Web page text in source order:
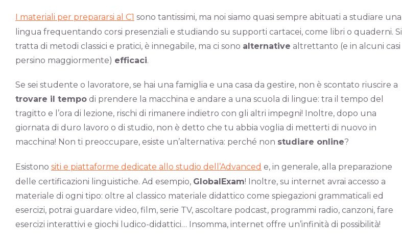
I materiali per prepararsi al C1 sono tantissimi, ma noi siamo quasi sempre abituati a studiare una
lingua frequentando corsi presenziali e studiando su supporti cartacei, come libri o quaderni. Si
tratta di metodi classici e pratici, è innegabile, ma ci sono alternative altrettanto (e in alcuni casi
persino maggiormente) efficaci.
Se sei studente o lavoratore, se hai una famiglia e una casa da gestire, non è scontato riuscire a
trovare il tempodi prendere la macchina e andare a una scuola di lingue: tra il tempo del
tragitto e l’ora di lezione, rischi di rimanere indietro con gli altri impegni! Inoltre, dopo una
giornata di duro lavoro o di studio, non è detto che tu abbia voglia di metterti di nuovo in
macchina! Non ti preoccupare, esiste un’alternativa: perché non studiare online?
Esistono siti e piattaforme dedicate allo studio dell’Advanced e, in generale, alla preparazione
delle certificazioni linguistiche. Ad esempio, GlobalExam! Inoltre, su internet avrai accesso a
materiale di ogni tipo: oltre al classico materiale didattico come spiegazioni grammaticali ed
esercizi, potrai guardare video, film, serie TV, ascoltare podcast, programmi radio, canzoni, fare
esercizi interattivi e giochi ludico-didattici… Insomma, internet offre un’infinità di possibilità!